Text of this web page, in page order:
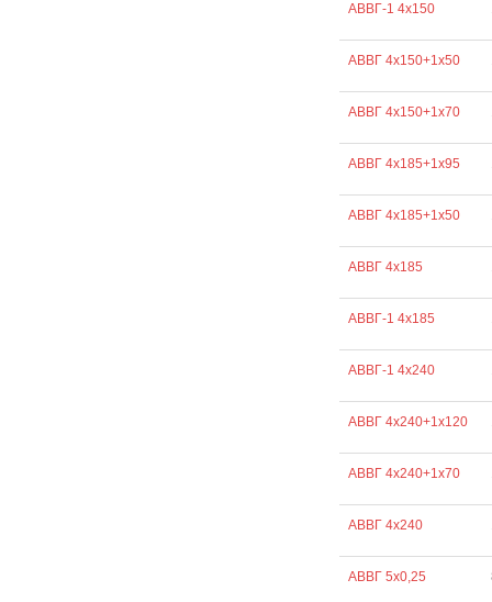
АВВГ-1 4х150
АВВГ 4х150+1х50
АВВГ 4х150+1х70
АВВГ 4х185+1х95
АВВГ 4х185+1х50
АВВГ 4х185
АВВГ-1 4х185
АВВГ-1 4х240
АВВГ 4х240+1х120
АВВГ 4х240+1х70
АВВГ 4х240
АВВГ 5х0,25